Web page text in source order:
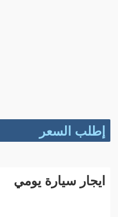
إطلب السعر
ايجار سيارة يومي